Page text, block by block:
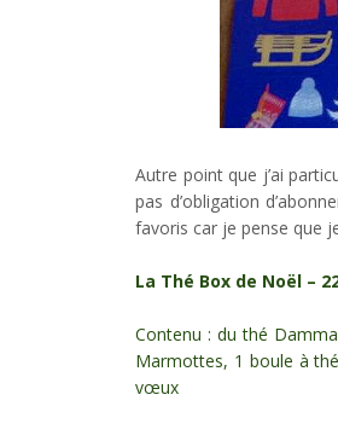
Autre point que j’ai
pas d’obligation
favoris car je pense que
La Thé Box de Noël –
Contenu : du thé
Marmottes, 1 boule à
vœux